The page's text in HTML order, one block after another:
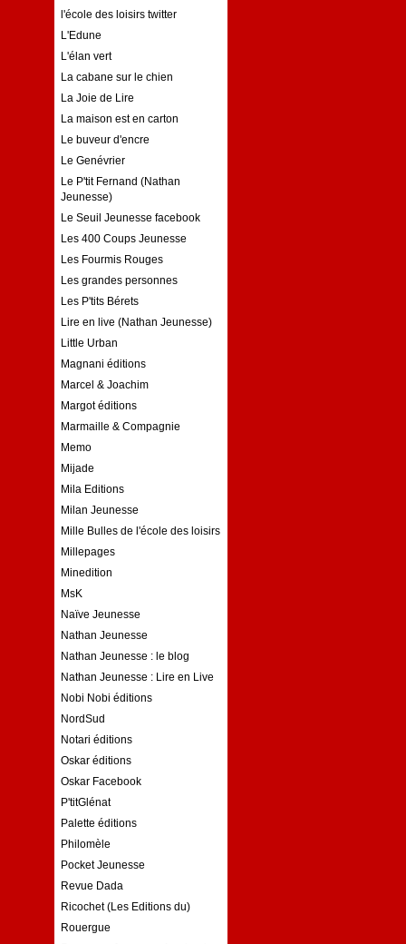
l'école des loisirs twitter
L'Edune
L'élan vert
La cabane sur le chien
La Joie de Lire
La maison est en carton
Le buveur d'encre
Le Genévrier
Le P'tit Fernand (Nathan
Jeunesse)
Le Seuil Jeunesse facebook
Les 400 Coups Jeunesse
Les Fourmis Rouges
Les grandes personnes
Les P'tits Bérets
Lire en live (Nathan Jeunesse)
Little Urban
Magnani éditions
Marcel & Joachim
Margot éditions
Marmaille & Compagnie
Memo
Mijade
Mila Editions
Milan Jeunesse
Mille Bulles de l'école des loisirs
Millepages
Minedition
MsK
Naïve Jeunesse
Nathan Jeunesse
Nathan Jeunesse : le blog
Nathan Jeunesse : Lire en Live
Nobi Nobi éditions
NordSud
Notari éditions
Oskar éditions
Oskar Facebook
P'titGlénat
Palette éditions
Philomèle
Pocket Jeunesse
Revue Dada
Ricochet (Les Editions du)
Rouergue